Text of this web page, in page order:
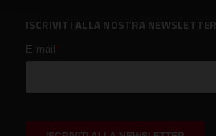
ISCRIVITI ALLA NOSTRA NEWSLETTER